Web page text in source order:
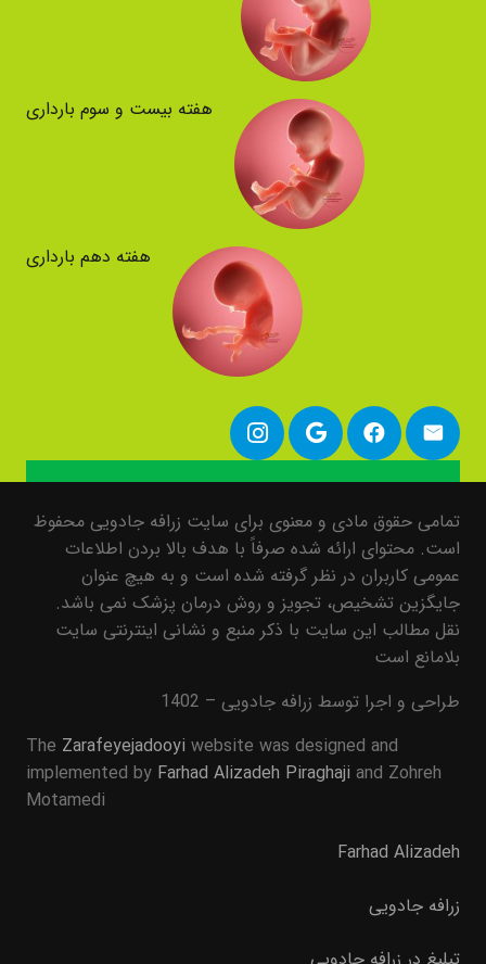
هفته بیست و سوم بارداری
هفته دهم بارداری
تمامی حقوق مادی و معنوی برای سایت زرافه جادویی محفوظ
است. محتوای ارائه شده صرفاً با هدف بالا بردن اطلاعات
عمومی کاربران در نظر گرفته شده است و به هیچ عنوان
جایگزین تشخیص، تجویز و روش درمان پزشک نمی باشد.
نقل مطالب این سایت با ذکر منبع و نشانی اینترنتی سایت
بلامانع است
طراحی و اجرا توسط زرافه جادویی – 1402
The Zarafeyejadooyi website was designed and
implemented by Farhad Alizadeh Piraghaji and Zohreh
Motamedi
Farhad Alizadeh
زرافه جادویی